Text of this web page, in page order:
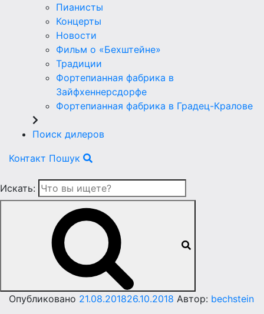
Пианисты
Концерты
Новости
Фильм о «Бехштейне»
Традиции
Фортепианная фабрика в
Зайфхеннерсдорфе
Фортепианная фабрика в Градец-Кралове
Поиск дилеров
Контакт Пошук
Искать:
Опубликовано 21.08.201826.10.2018 Автор: bechstein